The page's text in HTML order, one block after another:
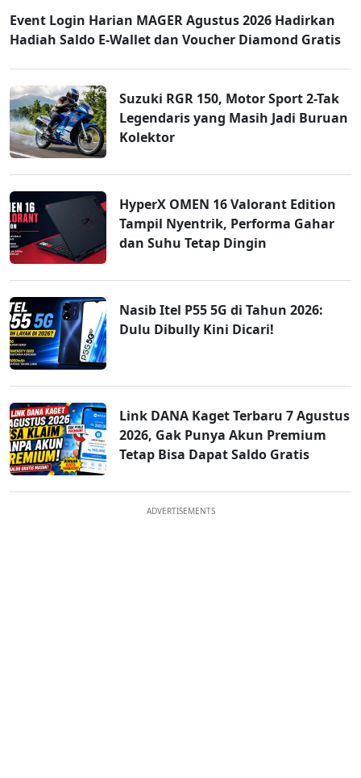
Event Login Harian MAGER Agustus 2026 Hadirkan
Hadiah Saldo E-Wallet dan Voucher Diamond Gratis
Suzuki RGR 150, Motor Sport 2-Tak
Legendaris yang Masih Jadi Buruan
Kolektor
HyperX OMEN 16 Valorant Edition
Tampil Nyentrik, Performa Gahar
dan Suhu Tetap Dingin
Nasib Itel P55 5G di Tahun 2026:
Dulu Dibully Kini Dicari!
Link DANA Kaget Terbaru 7 Agustus
2026, Gak Punya Akun Premium
Tetap Bisa Dapat Saldo Gratis
ADVERTISEMENTS